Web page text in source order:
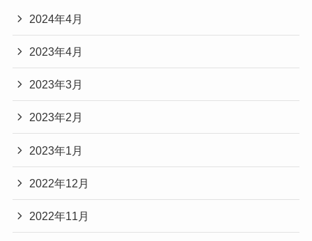
2024年4月
2023年4月
2023年3月
2023年2月
2023年1月
2022年12月
2022年11月